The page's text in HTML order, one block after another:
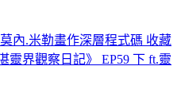
內.米勒畫作深層程式碼 收藏
靈界觀察日記》 EP59 下 ft.靈